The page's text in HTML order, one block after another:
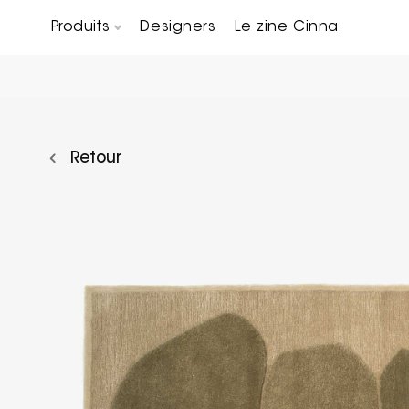
Produits Designers Le zine Cinna
Retour